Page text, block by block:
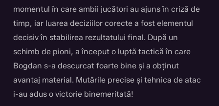
momentul în care ambii jucători au ajuns în criză de
timp, iar luarea deciziilor corecte a fost elementul
decisiv în stabilirea rezultatului final. După un
schimb de pioni, a început o luptă tactică în care
Bogdan s-a descurcat foarte bine și a obținut
avantaj material. Mutările precise și tehnica de atac
i-au adus o victorie binemeritată!